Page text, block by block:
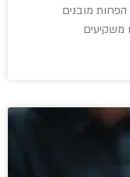
הפחות מובנים
משקיעים